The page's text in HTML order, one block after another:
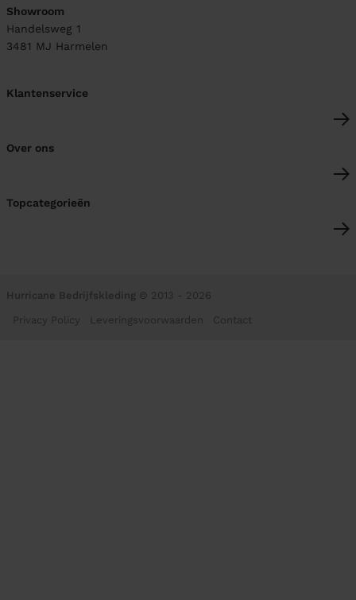
Showroom
Handelsweg 1
3481 MJ Harmelen
Klantenservice
Over ons
Topcategorieën
Hurricane Bedrijfskleding © 2013 - 2026
Privacy Policy Leveringsvoorwaarden Contact